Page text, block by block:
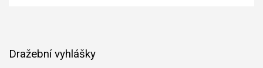
Dražební vyhlášky